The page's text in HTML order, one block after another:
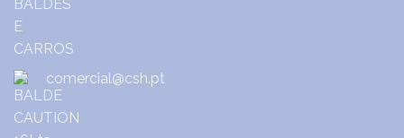
comercial@csh.pt